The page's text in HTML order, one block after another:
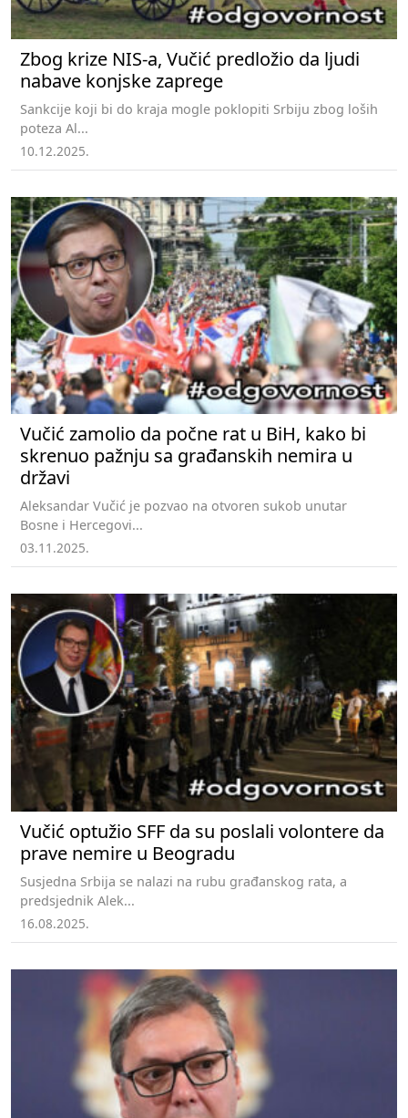
Zbog krize NIS-a, Vučić predložio da ljudi
nabave konjske zaprege
Sankcije koji bi do kraja mogle poklopiti Srbiju zbog loših
poteza Al...
10.12.2025.
Vučić zamolio da počne rat u BiH, kako bi
skrenuo pažnju sa građanskih nemira u
državi
Aleksandar Vučić je pozvao na otvoren sukob unutar
Bosne i Hercegovi...
03.11.2025.
Vučić optužio SFF da su poslali volontere da
prave nemire u Beogradu
Susjedna Srbija se nalazi na rubu građanskog rata, a
predsjednik Alek...
16.08.2025.